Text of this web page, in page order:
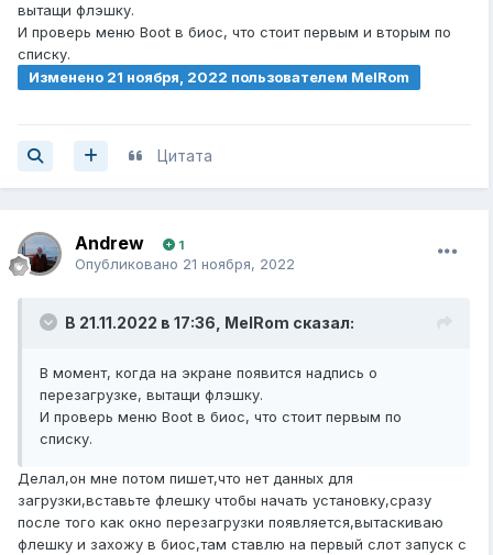
вытащи флэшку.
И проверь меню Boot в биос, что стоит первым и вторым по
списку.
Изменено 21 ноября, 2022 пользователем MelRom
Цитата
Andrew 1
Опубликовано 21 ноября, 2022
В 21.11.2022 в 17:36, MelRom сказал:
В момент, когда на экране появится надпись о
перезагрузке, вытащи флэшку.
И проверь меню Boot в биос, что стоит первым по
списку.
Делал,он мне потом пишет,что нет данных для
загрузки,вставьте флешку чтобы начать установку,сразу
после того как окно перезагрузки появляется,вытаскиваю
флешку и захожу в биос,там ставлю на первый слот запуск с